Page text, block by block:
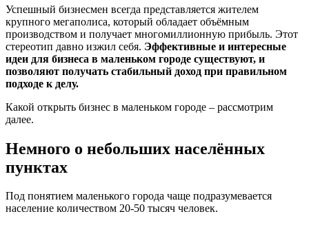
Успешный бизнесмен всегда представляется жителем
крупного мегаполиса, который обладает объёмным
производством и получает многомиллионную прибыль. Этот
стереотип давно изжил себя. Эффективные и интересные
идеи для бизнеса в маленьком городе существуют, и
позволяют получать стабильный доход при правильном
подходе к делу.
Какой открыть бизнес в маленьком городе – рассмотрим
далее.
Немного о небольших населённых
пунктах
Под понятием маленького города чаще подразумевается
население количеством 20-50 тысяч человек.